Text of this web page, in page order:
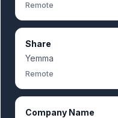
Remote
Share
Yemma
Remote
Company Name